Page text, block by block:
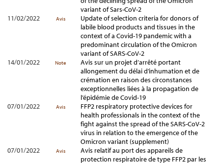
variant of Sars-CoV-2
11/02/2022
Avis
Update of selection criteria for donors of
labile blood products and tissues in the
context of a Covid-19 pandemic with a
predominant circulation of the Omicron
variant of SARS-CoV-2
14/01/2022
Note
Avis sur un projet d’arrêté portant
allongement du délai d’inhumation et de
crémation en raison des circonstances
exceptionnelles liées à la propagation de
l’épidémie de Covid-19
07/01/2022
Avis
FFP2 respiratory protective devices for
health professionals in the context of the
fight against the spread of the SARS-CoV-2
virus in relation to the emergence of the
Omicron variant (supplement)
07/01/2022
Avis
Avis relatif au port des appareils de
protection respiratoire de type FFP2 par les